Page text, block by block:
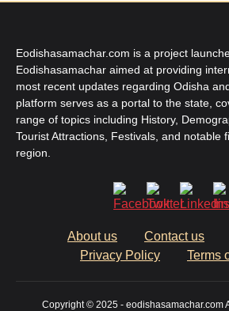
Eodishasamachar.com is a project
Eodishasamachar aimed at providing
most recent updates regarding Odisha
platform serves as a portal to the state,
range of topics including History,
Tourist Attractions, Festivals, and notable
region.
About us Contact us
Privacy Policy
Terms
Copyright © 2025 - eodishasamachar.com